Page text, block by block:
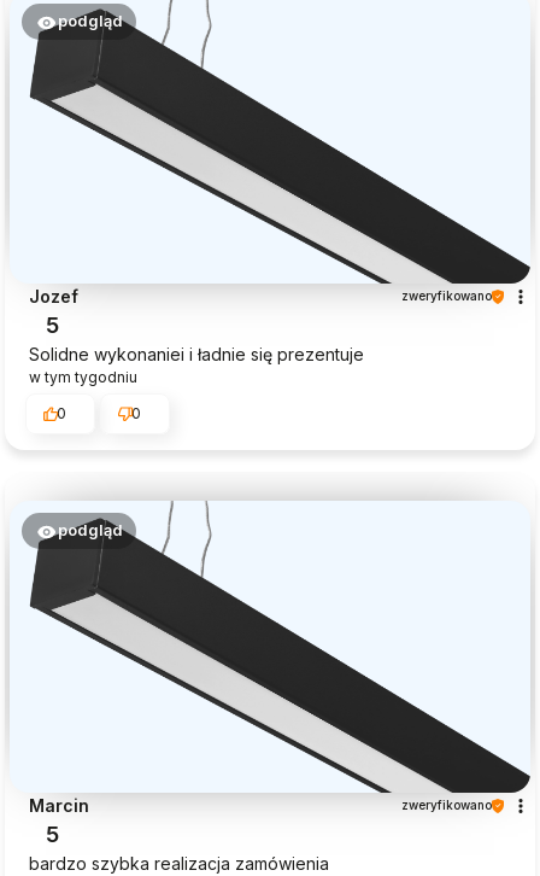
podgląd
Jozef zweryfikowano
5
Solidne wykonaniei i ładnie się prezentuje
w tym tygodniu
0
0
podgląd
Marcin zweryfikowano
5
bardzo szybka realizacja zamówienia